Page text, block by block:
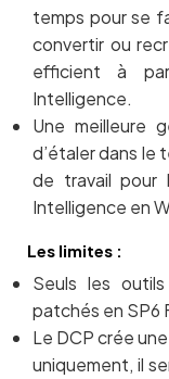
temps pour se
convertir ou
efficient à
Intelligence.
Une meilleure
d’étaler dans le
de travail pour
Intelligence en
Les limites :
Seuls les
patchés en SP6
Le DCP crée
uniquement, il